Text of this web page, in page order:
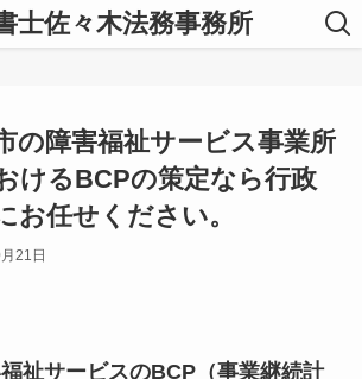
士佐々木法務事務所
の障害福祉サービス事業所
けるBCPの策定なら行政
お任せください。
21日
祉サービスのBCP（事業継続計